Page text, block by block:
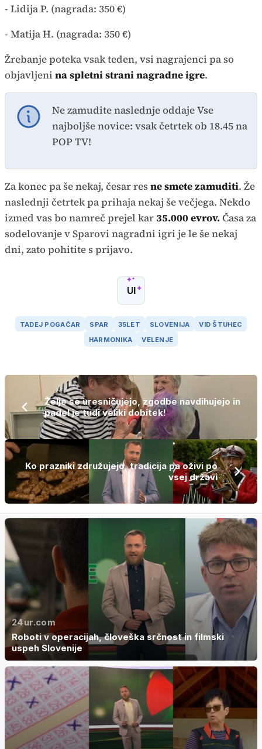
- Lidija P. (nagrada: 350 €)
- Matija H. (nagrada: 350 €)
Žrebanje poteka vsak teden, vsi nagrajenci pa so
objavljeni na spletni strani nagradne igre.
Ne zamudite naslednje oddaje Vse
najboljše novice: vsak četrtek ob 18.45 na
POP TV!
Za konec pa še nekaj, česar resne smete zamuditi. Že
naslednji četrtek pa prihaja nekaj še večjega. Nekdo
izmed vas bo namreč prejel kar35.000 evrov.Časa za
sodelovanje v Sparovi nagradni igri je le še nekaj
dni, zato pohitite s prijavo.
UI
TADEJ POGAČAR SPAR 35LET SLOVENIJA
VID ŠTUHEC
HARMONIKA
VELENJE
Želje se uresničujejo, zgodbe navdihujejo in
padel je tudi veliki dobitek!
Ko prazniki združujejo, tradicija pa oživi po
vsej državi
24ur.com
Roboti v operacijah, človeška srčnost in filmski
uspeh Slovenije